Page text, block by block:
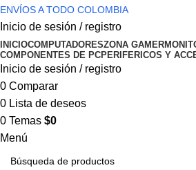
ENVÍOS A TODO COLOMBIA
Inicio de sesión / registro
INICIOCOMPUTADORESZONA GAMER
COMPONENTES DE PCPERIFERICOS Y
Inicio de sesión / registro
0 Comparar
0 Lista de deseos
0 Temas $0
Menú